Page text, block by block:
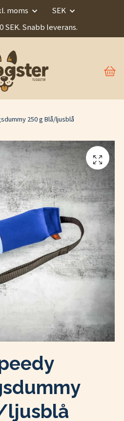
moms
SEK
SEK. Snabb leverans.
250 g Blå/ljusblå
ljusblå